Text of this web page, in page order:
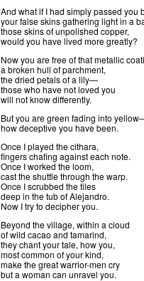
And what if I had simply passed you
your false skins gathering light in a
those skins of unpolished copper,
would you have lived more greatly?
Now you are free of that metallic
a broken hull of parchment,
the dried petals of a lily—
those who have not loved you
will not know differently.
But you are green fading into
how deceptive you have been.
Once I played the cithara,
fingers chafing against each note.
Once I worked the loom,
cast the shuttle through the warp.
Once I scrubbed the tiles
deep in the tub of Alejandro.
Now I try to decipher you.
Beyond the village, within a cloud
of wild cacao and tamarind,
they chant your tale, how you,
most common of your kind,
make the great warrior-men cry
but a woman can unravel you.